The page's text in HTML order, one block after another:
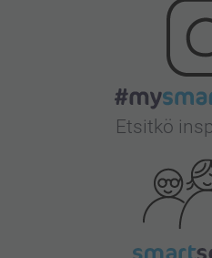
Etsitkö